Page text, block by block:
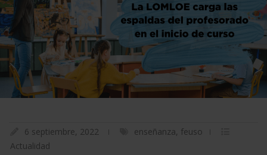
6 septiembre, 2022 enseñanza, feuso
Actualidad